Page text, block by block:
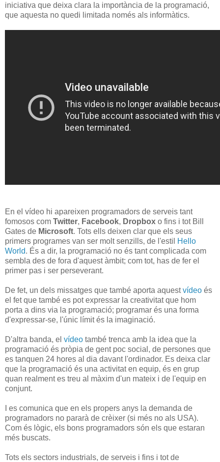
iniciativa que deixa clara la importància de la programació,
que aquesta no quedi limitada només als informàtics.
En el vídeo hi apareixen programadors de serveis tant
fomosos com Twitter, Facebook, Dropbox o fins i tot Bill
Gates de Microsoft. Tots ells deixen clar que els seus
primers programes van ser molt senzills, de l'estil
Hello
World. És a dir, la programació no és tant complicada com
sembla des de fora d'aquest àmbit; com tot, has de fer el
primer pas i ser perseverant.
De fet, un dels missatges que també aporta aquestvídeo és
el fet que també es pot expressar la creativitat que hom
porta a dins via la programació; programar és una forma
d'expressar-se, l'únic límit és la imaginació.
D'altra banda, el vídeo també trenca amb la idea que la
programació és pròpia de gent poc social, de persones que
es tanquen 24 hores al dia davant l'ordinador. Es deixa clar
que la programació és una activitat en equip, és en grup
quan realment es treu al màxim d'un mateix i de l'equip en
conjunt.
I es comunica que en els propers anys la demanda de
programadors no pararà de crèixer (si més no als USA).
Com és lògic, els bons programadors són els que estaran
més buscats.
Tots els sectors industrials, de serveis i fins i tot de